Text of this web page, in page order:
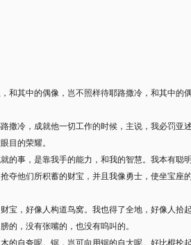
和其中的偶像，岂不照样待耶路撒冷，和其中的
撒冷，成就他一切工作的时候，主说，我必罚亚
目的荣耀。
的事，是靠我手的能力，和我的智慧。我本有聪
夺他们所积蓄的财宝，并且我像勇士，使坐宝座
宝，好像人构道鸟窝。我也得了全地，好像人拾
的，没有张嘴的，也没有呜叫的。
的自夸呢。锯，岂可向用锯的自大呢。好比棍抡